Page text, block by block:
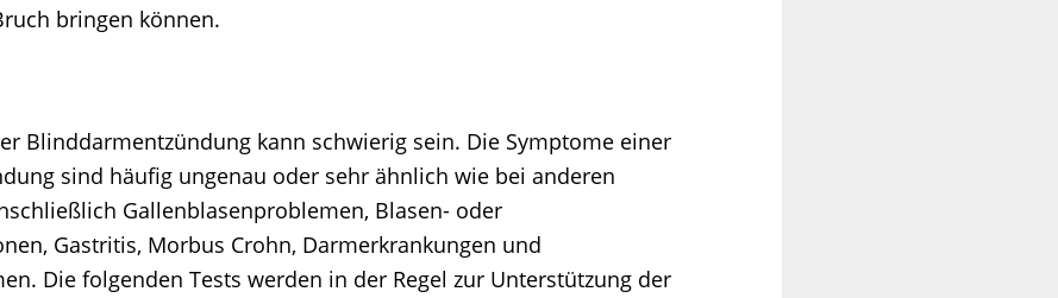
bringen können.
Blinddarmentzündung kann schwierig sein. Die Symptome einer
sind häufig ungenau oder sehr ähnlich wie bei anderen
Gallenblasenproblemen, Blasen- oder
Gastritis, Morbus Crohn, Darmerkrankungen und
Die folgenden Tests werden in der Regel zur Unterstützung der